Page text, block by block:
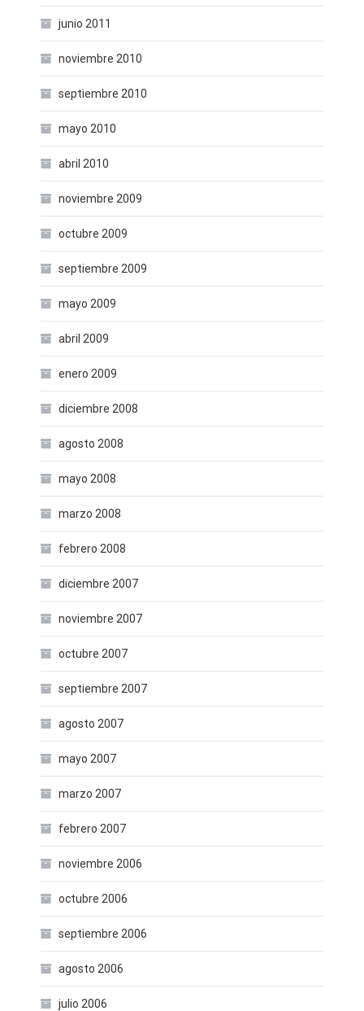
junio 2011
noviembre 2010
septiembre 2010
mayo 2010
abril 2010
noviembre 2009
octubre 2009
septiembre 2009
mayo 2009
abril 2009
enero 2009
diciembre 2008
agosto 2008
mayo 2008
marzo 2008
febrero 2008
diciembre 2007
noviembre 2007
octubre 2007
septiembre 2007
agosto 2007
mayo 2007
marzo 2007
febrero 2007
noviembre 2006
octubre 2006
septiembre 2006
agosto 2006
julio 2006